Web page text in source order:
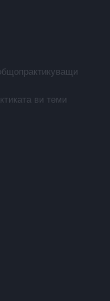
ви теми